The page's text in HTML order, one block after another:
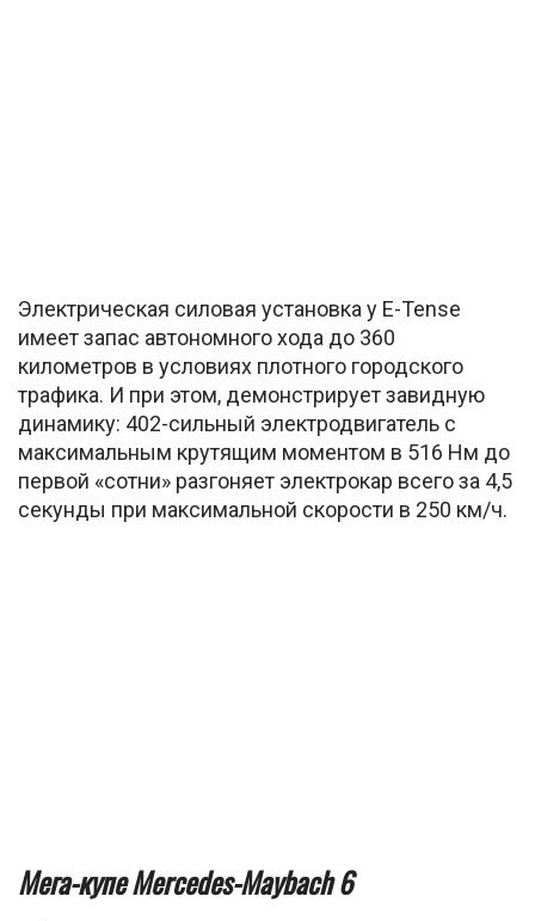
Электрическая силовая установка у E-Tense
имеет запас автономного хода до 360
километров в условиях плотного городского
трафика. И при этом, демонстрирует завидную
динамику: 402-сильный электродвигатель с
максимальным крутящим моментом в 516 Нм до
первой «сотни» разгоняет электрокар всего за 4,5
секунды при максимальной скорости в 250 км/ч.
Мега-купе Mercedes-Maybach 6